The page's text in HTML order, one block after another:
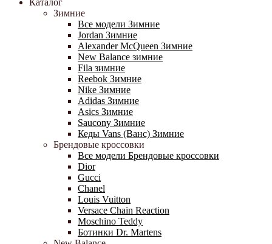
Каталог
Зимние
Все модели Зимние
Jordan Зимние
Alexander McQueen Зимние
New Balance зимние
Fila зимние
Reebok Зимние
Nike Зимние
Adidas Зимние
Asics Зимние
Saucony Зимние
Кеды Vans (Ванс) Зимние
Брендовые кроссовки
Все модели Брендовые кроссовки
Dior
Gucci
Chanel
Louis Vuitton
Versace Chain Reaction
Moschino Teddy
Ботинки Dr. Martens